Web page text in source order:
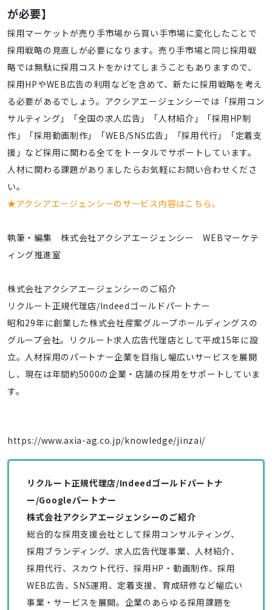
が必要】
採用マーケットが売り手市場から買い手市場に変化したことで
採用戦略の見直しが必要になります。売り手市場と同じ採用戦
略では無駄に採用コストをかけてしまうこともありますので、
採用HPやWEB広告の利用などを含めて、新たに採用戦略を考え
る必要があるでしょう。アクシアエージェンシーでは「採用コン
サルティング」「全国の求人広告」「人材紹介」「採用HP制
作」「採用動画制作」「WEB/SNS広告」「採用代行」「定着支
援」など採用に関わる全てをトータルでサポートしています。
人材に関わる課題がありましたらお気軽にお問い合わせくださ
い。
★アクシアエージェンシーのサービス内容はこちら。
執筆・編集 株式会社アクシアエージェンシー WEBマーケテ
ィング推進室
株式会社アクシアエージェンシーのご紹介
リクルート正規代理店/Indeedゴールドパートナー
昭和29年に創業した株式会社産案グループホールディングスの
グループ会社。リクルート求人広告代理店として平成15年に設
立。人材採用のパートナー企業を目指し幅広いサービスを展開
し、現在は年間約5000の企業・店舗の採用をサポートしていま
す。
https://www.axia-ag.co.jp/knowledge/jinzai/
リクルート正規代理店/Indeedゴールドパートナ
ー/Googleパートナー
株式会社アクシアエージェンシーのご紹介
総合的な採用支援会社として採用コンサルティング、
採用ブランディング、求人広告代理事業、人材紹介、
採用代行、スカウト代行、採用HP・動画制作、採用
WEB広告、SNS運用、定着支援、育成研修など幅広い
事業・サービスを展開。企業のあらゆる採用課題を